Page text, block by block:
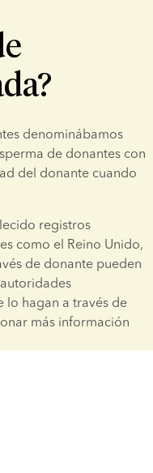
denominábamos
de donantes con
del donante cuando
registros
como el Reino Unido,
de donante pueden
lo hagan a través de
más información